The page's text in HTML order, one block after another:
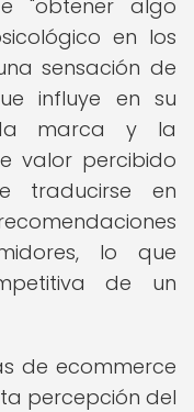
"obtener algo
en los
sensación de
influye en su
la marca y la
valor percibido
traducirse en
lo que
de un
de ecommerce
percepción del